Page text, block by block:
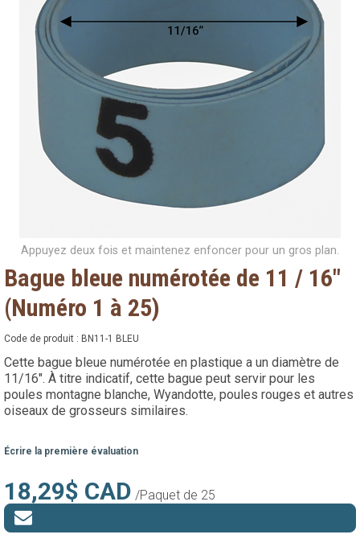
Nous joindre
Appuyez deux fois et maintenez enfoncer pour un gros plan.
Bague bleue numérotée de 11 / 16"
(Numéro 1 à 25)
Code de produit : BN11-1 BLEU
Cette bague bleue numérotée en plastique a un diamètre de
11/16". À titre indicatif, cette bague peut servir pour les
poules montagne blanche, Wyandotte, poules rouges et autres
oiseaux de grosseurs similaires.
Écrire la première évaluation
18,29$ CAD /Paquet de 25